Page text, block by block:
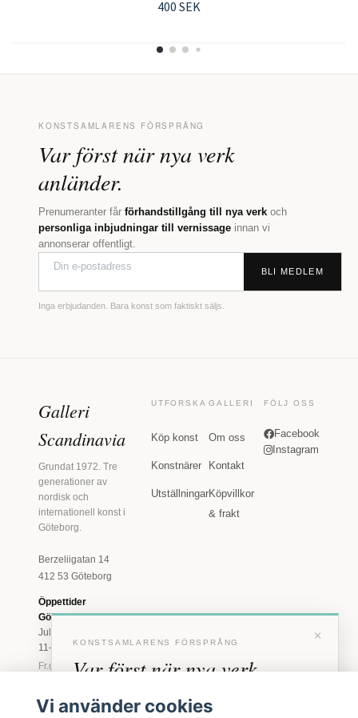
400 SEK
KONSTSAMLARENS FÖRSPRÅNG
Var först när nya verk
anländer.
Prenumeranter får förhandstillgång till nya verk och
personliga inbjudningar till vernissage innan vi
annonserar offentligt.
BLI MEDLEM
Inga erbjudanden. Bara konst som faktiskt säljs.
Galleri
Scandinavia
Grundat 1972. Tre
generationer av
nordisk och
internationell konst i
Göteborg.
Berzeliigatan 14
412 53 Göteborg
Öppettider
Göteborg
Juli: Tis 11-18 · Lör
11-16
Fr.o.m. augusti: Tis-
16
UTFORSKA
Köp konst
Konstnärer
Utställningar
GALLERI
Om oss
Kontakt
Köpvillkor
& frakt
FÖLJ OSS
Facebook
Instagram
×
KONSTSAMLARENS FÖRSPRÅNG
Var först när nya verk
anländer
Vi använder cookies